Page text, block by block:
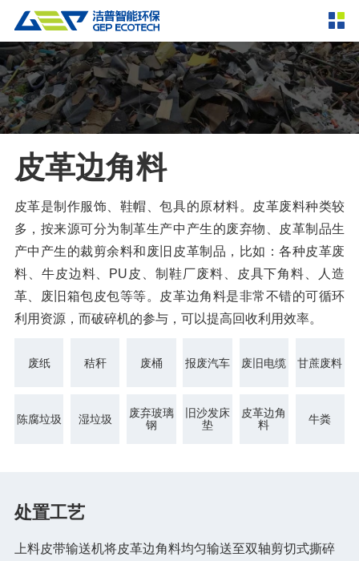
产品中心 撕碎设备
双轴撕碎机 单轴撕碎机
四轴撕碎机 液压粗碎机
垃圾破袋机
粉碎设备
环锤式粉碎机 鼓式粉碎机
轮胎钢丝分离机 通用型粉碎机
破碎设备
反击式破碎机 颚式破碎机
圆锥破碎机 立轴冲击式破碎机
挤压成型设备
RDF成型机 生物质颗粒机
成套机组
橡胶破胶机组
风选机 滚筒筛
磁选机 涡电流分选机
解决方案
服务支持
新闻资讯
走进洁普
联系我们
皮革边角料
皮革是制作服饰、鞋帽、包具的原材料。皮革废料种类较
多，按来源可分为制革生产中产生的废弃物、皮革制品生
产中产生的裁剪余料和废旧皮革制品，比如：各种皮革废
料、牛皮边料、PU皮、制鞋厂废料、皮具下角料、人造
革、废旧箱包皮包等等。皮革边角料是非常不错的可循环
利用资源，而破碎机的参与，可以提高回收利用效率。
废纸 秸秆 废桶 报废汽车 废旧电缆 甘蔗废料
陈腐垃圾 湿垃圾
废弃玻璃
钢
旧沙发床
垫
皮革边角
料
牛粪
处置工艺
上料皮带输送机将皮革边角料均匀输送至双轴剪切式撕碎